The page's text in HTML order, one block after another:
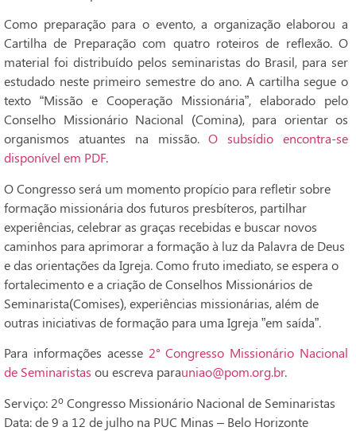
Como preparação para o evento, a organização elaborou a
Cartilha de Preparação com quatro roteiros de reflexão. O
material foi distribuído pelos seminaristas do Brasil, para ser
estudado neste primeiro semestre do ano. A cartilha segue o
texto “Missão e Cooperação Missionária”, elaborado pelo
Conselho Missionário Nacional (Comina), para orientar os
organismos atuantes na missão.O subsídio encontra-se
disponível em PDF.
O Congresso será um momento propício para refletir sobre
formação missionária dos futuros presbíteros, partilhar
experiências, celebrar as graças recebidas e buscar novos
caminhos para aprimorar a formação à luz da Palavra de Deus
e das orientações da Igreja. Como fruto imediato, se espera o
fortalecimento e a criação de Conselhos Missionários de
Seminarista(Comises), experiências missionárias, além de
outras iniciativas de formação para uma Igreja ”em saída”.
Para informações acesse 2° Congresso Missionário Nacional
de Seminaristas ou escreva parauniao@pom.org.br.
Serviço: 2º Congresso Missionário Nacional de Seminaristas
Data: de 9 a 12 de julho na PUC Minas – Belo Horizonte